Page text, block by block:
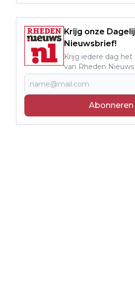
Krijg onze
Nieuwsbrief!
Krijg iedere dag
van Rheden
Abonneren